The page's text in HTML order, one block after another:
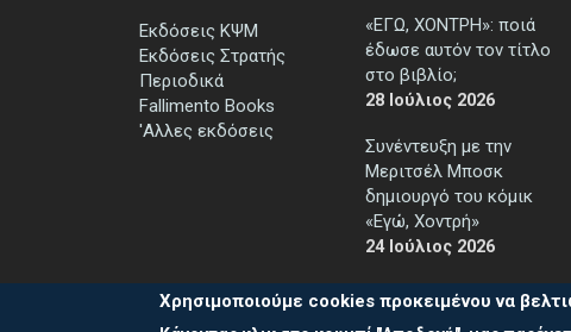
Εκδόσεις ΚΨΜ
Εκδόσεις Στρατής
Περιοδικά
Fallimento Books
'Αλλες εκδόσεις
«ΕΓΩ, ΧΟΝΤΡΗ»: ποιά
έδωσε αυτόν τον τίτλο
στο βιβλίο;
28 Ιούλιος 2026
Συνέντευξη με την
Μεριτσέλ Μποσκ
δημιουργό του κόμικ
«Εγώ, Χοντρή»
24 Ιούλιος 2026
Χρησιμοποιούμε cookies προκειμένου να